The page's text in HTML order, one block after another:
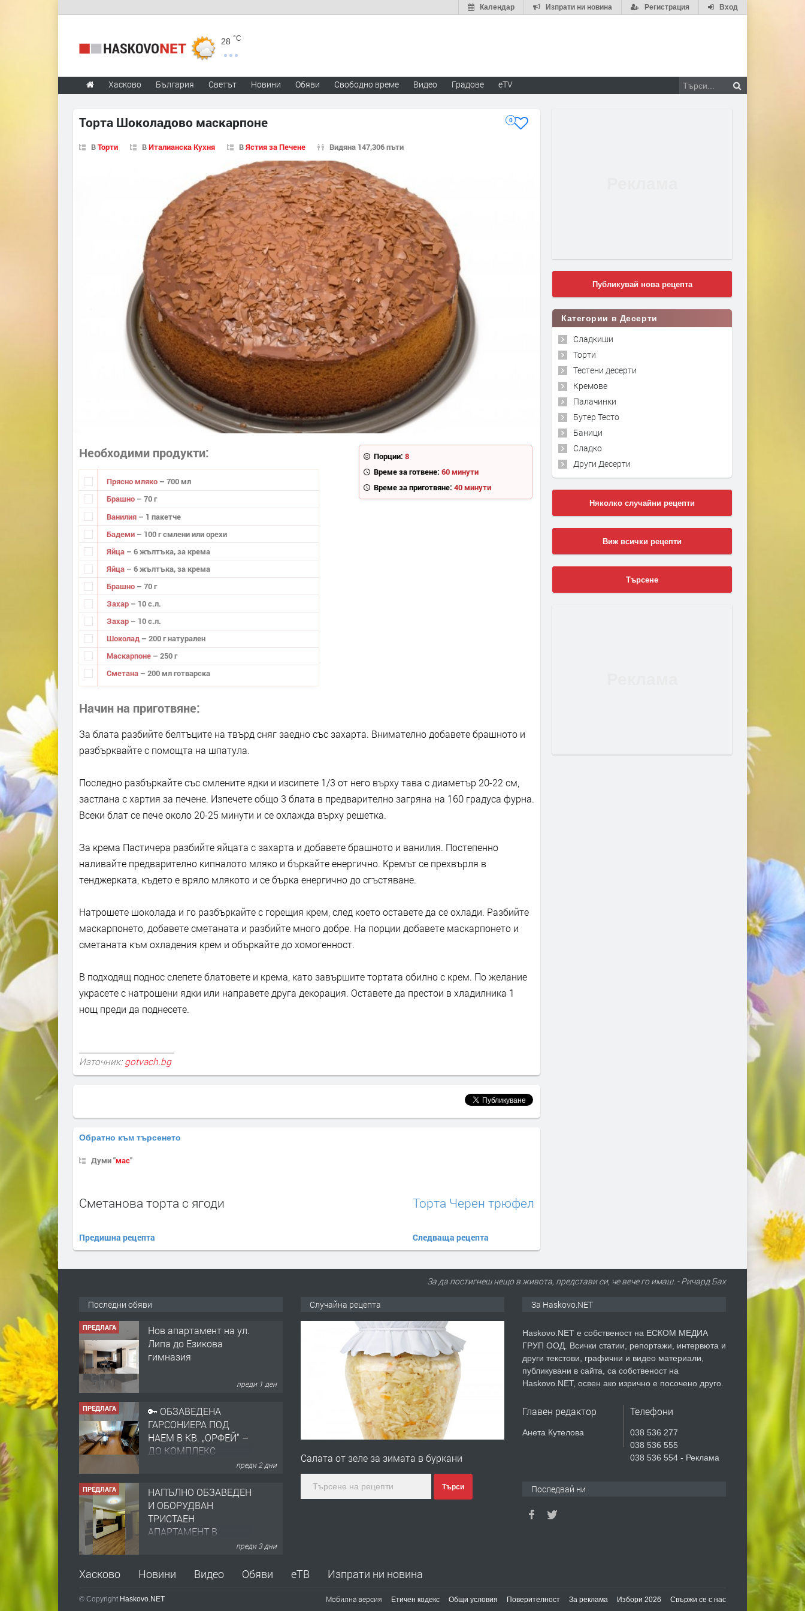
Вход
Регистрация
Изпрати ни новина
Календар
28 °C
Хасково България Светът Новини Обяви Свободно време Видео Градове eTV
Торта Шоколадово маскарпоне 0
ВТорти ВИталианска Кухня ВЯстия за Печене Видяна 147,306 пъти
Порции: 8
Време за готвене: 60 минути
Време за приготвяне: 40 минути
Необходими продукти
Прясно мляко – 700 мл
Брашно – 70 г
Ванилия – 1 пакетче
Бадеми – 100 г смлени или орехи
Яйца – 6 жълтъка, за крема
Яйца – 6 жълтъка, за крема
Брашно – 70 г
Захар – 10 с.л.
Захар – 10 с.л.
Шоколад – 200 г натурален
Маскарпоне – 250 г
Сметана – 200 мл готварска
Начин на приготвяне
За блата разбийте белтъците на твърд сняг заедно със захарта. Внимателно добавете брашното и
разбърквайте с помощта на шпатула.
Последно разбъркайте със смлените ядки и изсипете 1/3 от него върху тава с диаметър 20-22 см,
застлана с хартия за печене. Изпечете общо 3 блата в предварително загряна на 160 градуса фурна.
Всеки блат се пече около 20-25 минути и се охлажда върху решетка.
За крема Пастичера разбийте яйцата с захарта и добавете брашното и ванилия. Постепенно
наливайте предварително кипналото мляко и бъркайте енергично. Кремът се прехвърля в
тенджерката, където е вряло млякото и се бърка енергично до сгъстяване.
Натрошете шоколада и го разбъркайте с горещия крем, след което оставете да се охлади. Разбийте
маскарпонето, добавете сметаната и разбийте много добре. На порции добавете маскарпонето и
сметаната към охладения крем и объркайте до хомогенност.
В подходящ поднос слепете блатовете и крема, като завършите тортата обилно с крем. По желание
украсете с натрошени ядки или направете друга декорация. Оставете да престои в хладилника 1
нощ преди да поднесете.
Източник: gotvach.bg
Обратно към търсенето
Думи "мас"
Сметанова торта с ягоди
Предишна рецепта
Торта Черен трюфел
Следваща рецепта
Публикувай нова рецепта
Категории в Десерти
Сладкиши
Торти
Тестени десерти
Кремове
Палачинки
Бутер Тесто
Баници
Сладко
Други Десерти
Няколко случайни рецепти
Виж всички рецепти
Търсене
За да постигнеш нещо в живота, представи си, че вече го имаш. - Ричард Бах
Последни обяви
ПРЕДЛАГА
Нов апартамент на ул.
Липа до Езикова
гимназия
преди 1 ден
ПРЕДЛАГА
🔑 ОБЗАВЕДЕНА
ГАРСОНИЕРА ПОД
НАЕМ В КВ. „ОРФЕЙ“ –
ДО КОМПЛЕКС
преди 2 дни
ПРЕДЛАГА
НАПЪЛНО ОБЗАВЕДЕН
И ОБОРУДВАН
ТРИСТАЕН
АПАРТАМЕНТ В
преди 3 дни
ПРЕДЛАГА Давам гараж под наем
Случайна рецепта
Салата от зеле за зимата в буркани
Търси
За Haskovo.NET
Haskovo.NET е собственост на ЕСКОМ МЕДИА
ГРУП ООД. Всички статии, репортажи, интервюта и
други текстови, графични и видео материали,
публикувани в сайта, са собственост на
Haskovo.NET, освен ако изрично е посочено друго.
Главен редактор
Анета Кутелова
Телефони
038 536 277
038 536 555
038 536 554 - Реклама
Последвай ни
Хасково Новини Видео Обяви еТВ Изпрати ни новина
© Copyright Haskovo.NET Мобилна версия Етичен кодекс Общи условия Поверителност За реклама Избори 2026 Свържи се с нас